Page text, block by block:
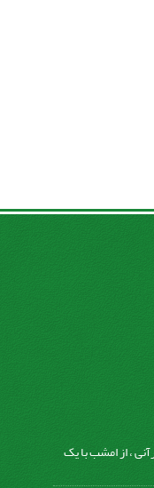
، از امشب با یک